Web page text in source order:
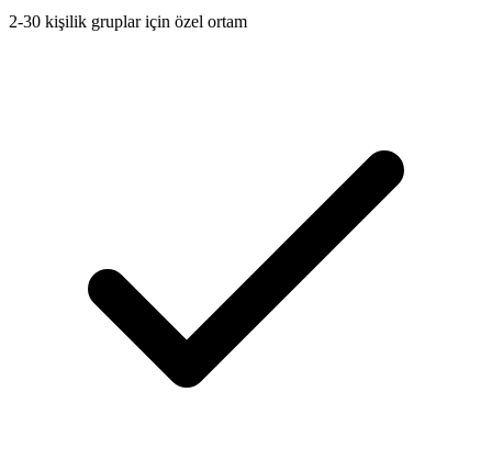
2-30 kişilik gruplar için özel ortam